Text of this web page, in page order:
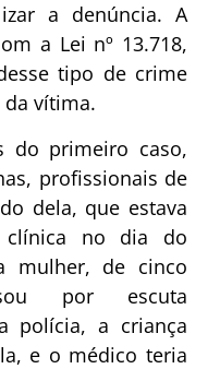
a denúncia. A
a Lei nº 13.718,
tipo de crime
vítima.
do primeiro caso,
profissionais de
dela, que estava
no dia do
mulher, de cinco
por escuta
polícia, a criança
e o médico teria